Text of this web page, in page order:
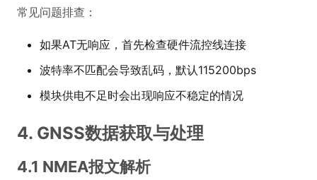
常见问题排查：
如果AT无响应，首先检查硬件流控线连接
波特率不匹配会导致乱码，默认115200bps
模块供电不足时会出现响应不稳定的情况
4. GNSS数据获取与处理
4.1 NMEA报文解析